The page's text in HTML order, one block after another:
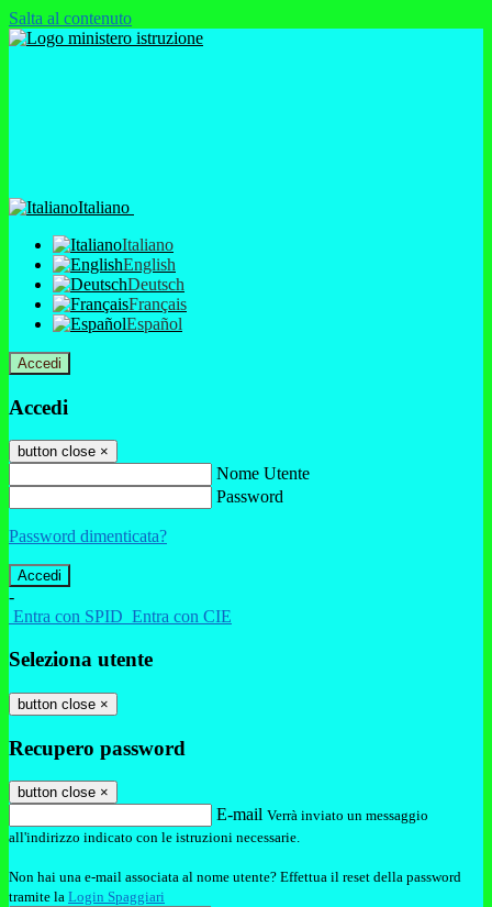
Salta al contenuto
Italiano
Italiano
English
Deutsch
Français
Español
Accedi
Accedi
button close ×
Nome Utente
Password
Password dimenticata?
-
Entra con SPID Entra con CIE
Seleziona utente
button close ×
Recupero password
button close ×
E-mail Verrà inviato un messaggio
all'indirizzo indicato con le istruzioni necessarie.
Non hai una e-mail associata al nome utente? Effettua il reset della password
tramite la Login Spaggiari